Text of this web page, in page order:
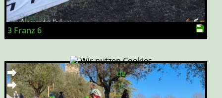
3 Franz 6
Wir nutzen Cookies
de
it